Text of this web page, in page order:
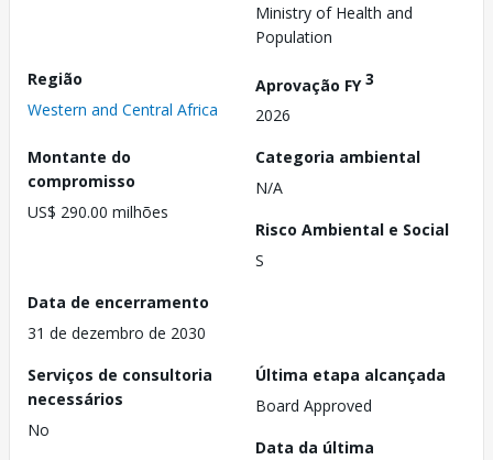
Ministry of Health and
Population
Região
Western and Central Africa
Aprovação FY3
2026
Montante do
compromisso
US$ 290.00 milhões
Categoria ambiental
N/A
Risco Ambiental e Social
S
Data de encerramento
31 de dezembro de 2030
Serviços de consultoria
necessários
No
Última etapa alcançada
Board Approved
Data da última